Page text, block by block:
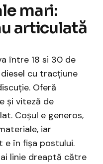
mari:
articulată
între 18 si 30 de
cu tracțiune
Oferă
și viteză de
Coșul e generos,
iar
e în fișa postului.
linie dreaptă către